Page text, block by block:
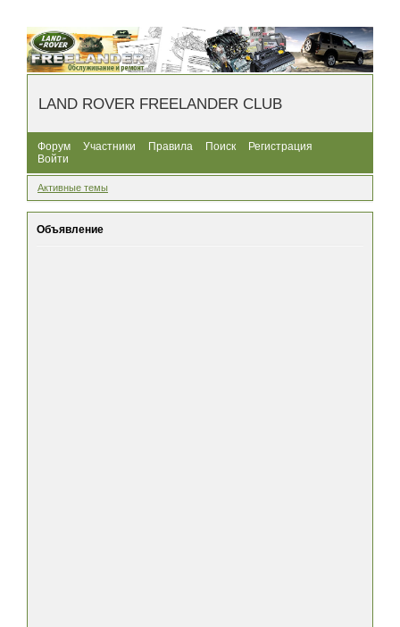
LAND ROVER FREELANDER CLUB
Форум Участники Правила Поиск
Регистрация
Войти
Активные темы
Объявление